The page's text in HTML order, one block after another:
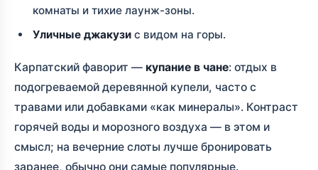
комнаты и тихие лаунж-зоны.
Уличные джакузи с видом на горы.
Карпатский фаворит — купание в чане: отдых в
подогреваемой деревянной купели, часто с
травами или добавками «как минералы». Контраст
горячей воды и морозного воздуха — в этом и
смысл; на вечерние слоты лучше бронировать
заранее, обычно они самые популярные.